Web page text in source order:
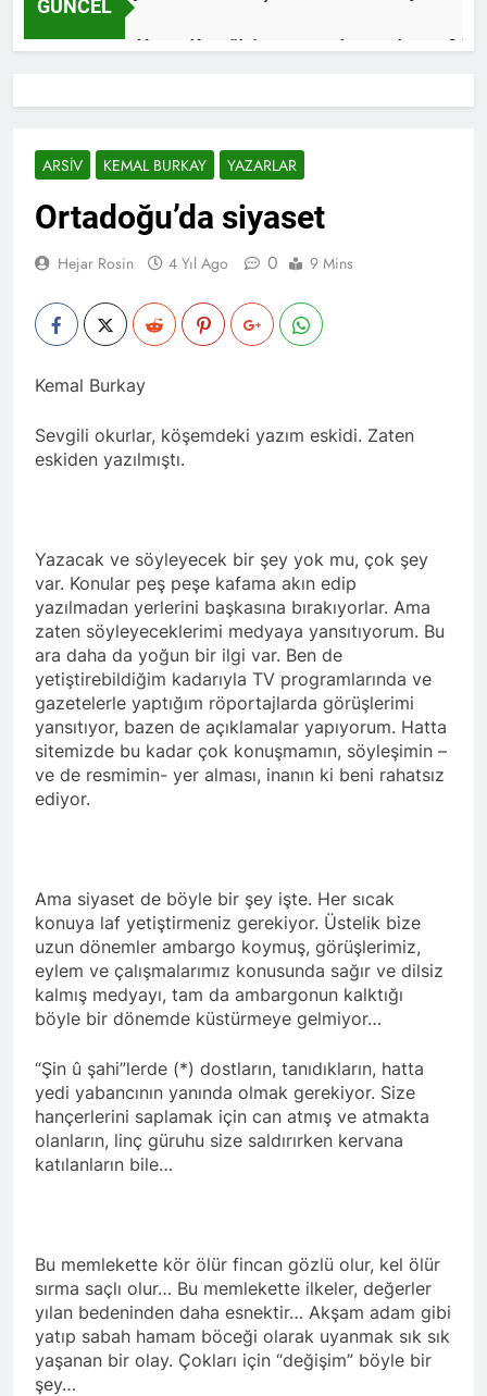
GÜNCEL
Yavuz Koçoğlu’nu aramızdan ayrılışının 24. yıl
Kongre tarihleri belli oldu.
sibehê ji ali Îranê ba êrişî li hêzên wan hatîye kirin û di
Yavuz Koçoğlu’nu aramızdan ayrılışının 24. yıl
tarihinde (salı günü) Genel Başkan Düzgün KAPLAN’ın
ARSIV KEMAL BURKAY YAZARLAR
Ortadoğu’da siyaset
Hejar Rosin 4 Yıl Ago 0 9 Mins
Kemal Burkay
Sevgili okurlar, köşemdeki yazım eskidi. Zaten
eskiden yazılmıştı.
Yazacak ve söyleyecek bir şey yok mu, çok şey
var. Konular peş peşe kafama akın edip
yazılmadan yerlerini başkasına bırakıyorlar. Ama
zaten söyleyeceklerimi medyaya yansıtıyorum. Bu
ara daha da yoğun bir ilgi var. Ben de
yetiştirebildiğim kadarıyla TV programlarında ve
gazetelerle yaptığım röportajlarda görüşlerimi
yansıtıyor, bazen de açıklamalar yapıyorum. Hatta
sitemizde bu kadar çok konuşmamın, söyleşimin –
ve de resmimin- yer alması, inanın ki beni rahatsız
ediyor.
Ama siyaset de böyle bir şey işte. Her sıcak
konuya laf yetiştirmeniz gerekiyor. Üstelik bize
uzun dönemler ambargo koymuş, görüşlerimiz,
eylem ve çalışmalarımız konusunda sağır ve dilsiz
kalmış medyayı, tam da ambargonun kalktığı
böyle bir dönemde küstürmeye gelmiyor…
“Şin û şahi”lerde (*) dostların, tanıdıkların, hatta
yedi yabancının yanında olmak gerekiyor. Size
hançerlerini saplamak için can atmış ve atmakta
olanların, linç güruhu size saldırırken kervana
katılanların bile…
Bu memlekette kör ölür fincan gözlü olur, kel ölür
sırma saçlı olur… Bu memlekette ilkeler, değerler
yılan bedeninden daha esnektir… Akşam adam gibi
yatıp sabah hamam böceği olarak uyanmak sık sık
yaşanan bir olay. Çokları için “değişim” böyle bir
şey…